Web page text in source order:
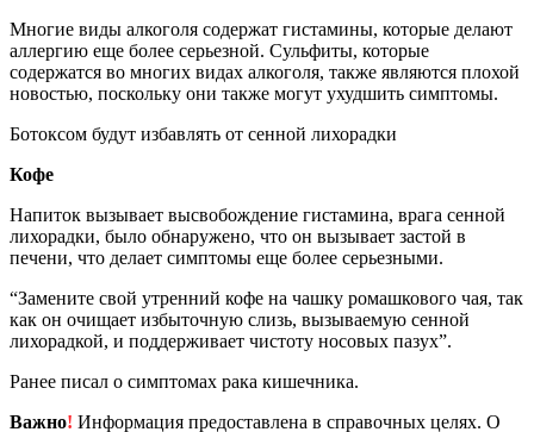
Многие виды алкоголя содержат гистамины, которые делают
аллергию еще более серьезной. Сульфиты, которые
содержатся во многих видах алкоголя, также являются плохой
новостью, поскольку они также могут ухудшить симптомы.
Ботоксом будут избавлять от сенной лихорадки
Кофе
Напиток вызывает высвобождение гистамина, врага сенной
лихорадки, было обнаружено, что он вызывает застой в
печени, что делает симптомы еще более серьезными.
“Замените свой утренний кофе на чашку ромашкового чая, так
как он очищает избыточную слизь, вызываемую сенной
лихорадкой, и поддерживает чистоту носовых пазух”.
Ранее писал о симптомах рака кишечника.
Важно! Информация предоставлена в справочных целях. О